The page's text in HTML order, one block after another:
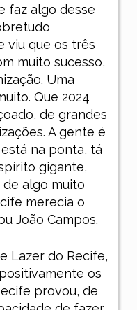
faz algo desse
viu que os três
muito sucesso,
Uma
Que 2024
de grandes
A gente é
na ponta, tá
gigante,
algo muito
merecia o
João Campos.
Lazer do Recife,
os
provou, de